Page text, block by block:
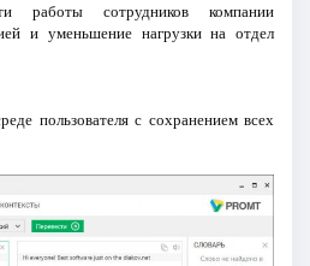
работы сотрудников компании
и уменьшение нагрузки на отдел
пользователя с сохранением всех